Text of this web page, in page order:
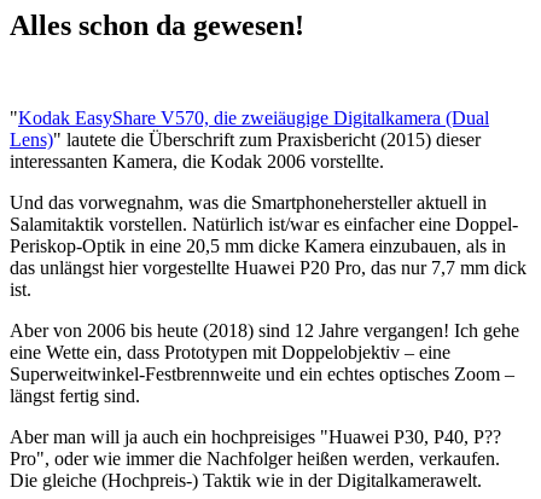
Alles schon da gewesen!
"Kodak EasyShare V570, die zweiäugige Digitalkamera (Dual
Lens)" lautete die Überschrift zum Praxisbericht (2015) dieser
interessanten Kamera, die Kodak 2006 vorstellte.
Und das vorwegnahm, was die Smartphonehersteller aktuell in
Salamitaktik vorstellen. Natürlich ist/war es einfacher eine Doppel-
Periskop-Optik in eine 20,5 mm dicke Kamera einzubauen, als in
das unlängst hier vorgestellte Huawei P20 Pro, das nur 7,7 mm dick
ist.
Aber von 2006 bis heute (2018) sind 12 Jahre vergangen! Ich gehe
eine Wette ein, dass Prototypen mit Doppelobjektiv – eine
Superweitwinkel-Festbrennweite und ein echtes optisches Zoom –
längst fertig sind.
Aber man will ja auch ein hochpreisiges "Huawei P30, P40, P??
Pro", oder wie immer die Nachfolger heißen werden, verkaufen.
Die gleiche (Hochpreis-) Taktik wie in der Digitalkamerawelt.